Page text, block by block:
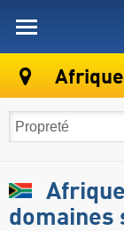
Afrique
domaines